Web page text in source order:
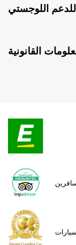
اللوجستي
القانونية